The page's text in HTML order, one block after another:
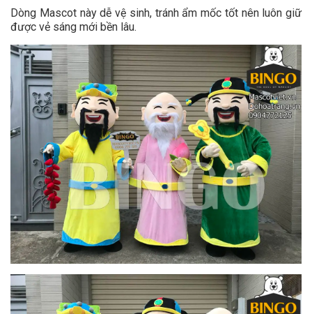
Dòng Mascot này dễ vệ sinh, tránh ẩm mốc tốt nên luôn giữ
được vẻ sáng mới bền lâu.